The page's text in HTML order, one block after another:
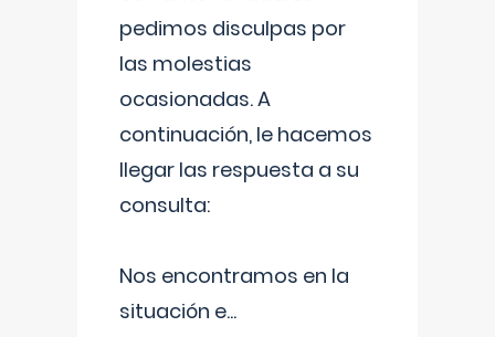
pedimos disculpas por
las molestias
ocasionadas. A
continuación, le hacemos
llegar las respuesta a su
consulta:
Nos encontramos en la
situación e...